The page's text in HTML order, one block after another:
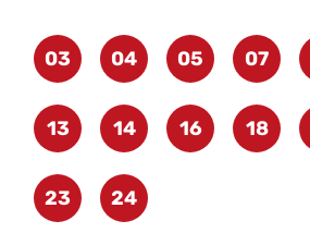
03 04 05 07
13 14 16 18
23 24